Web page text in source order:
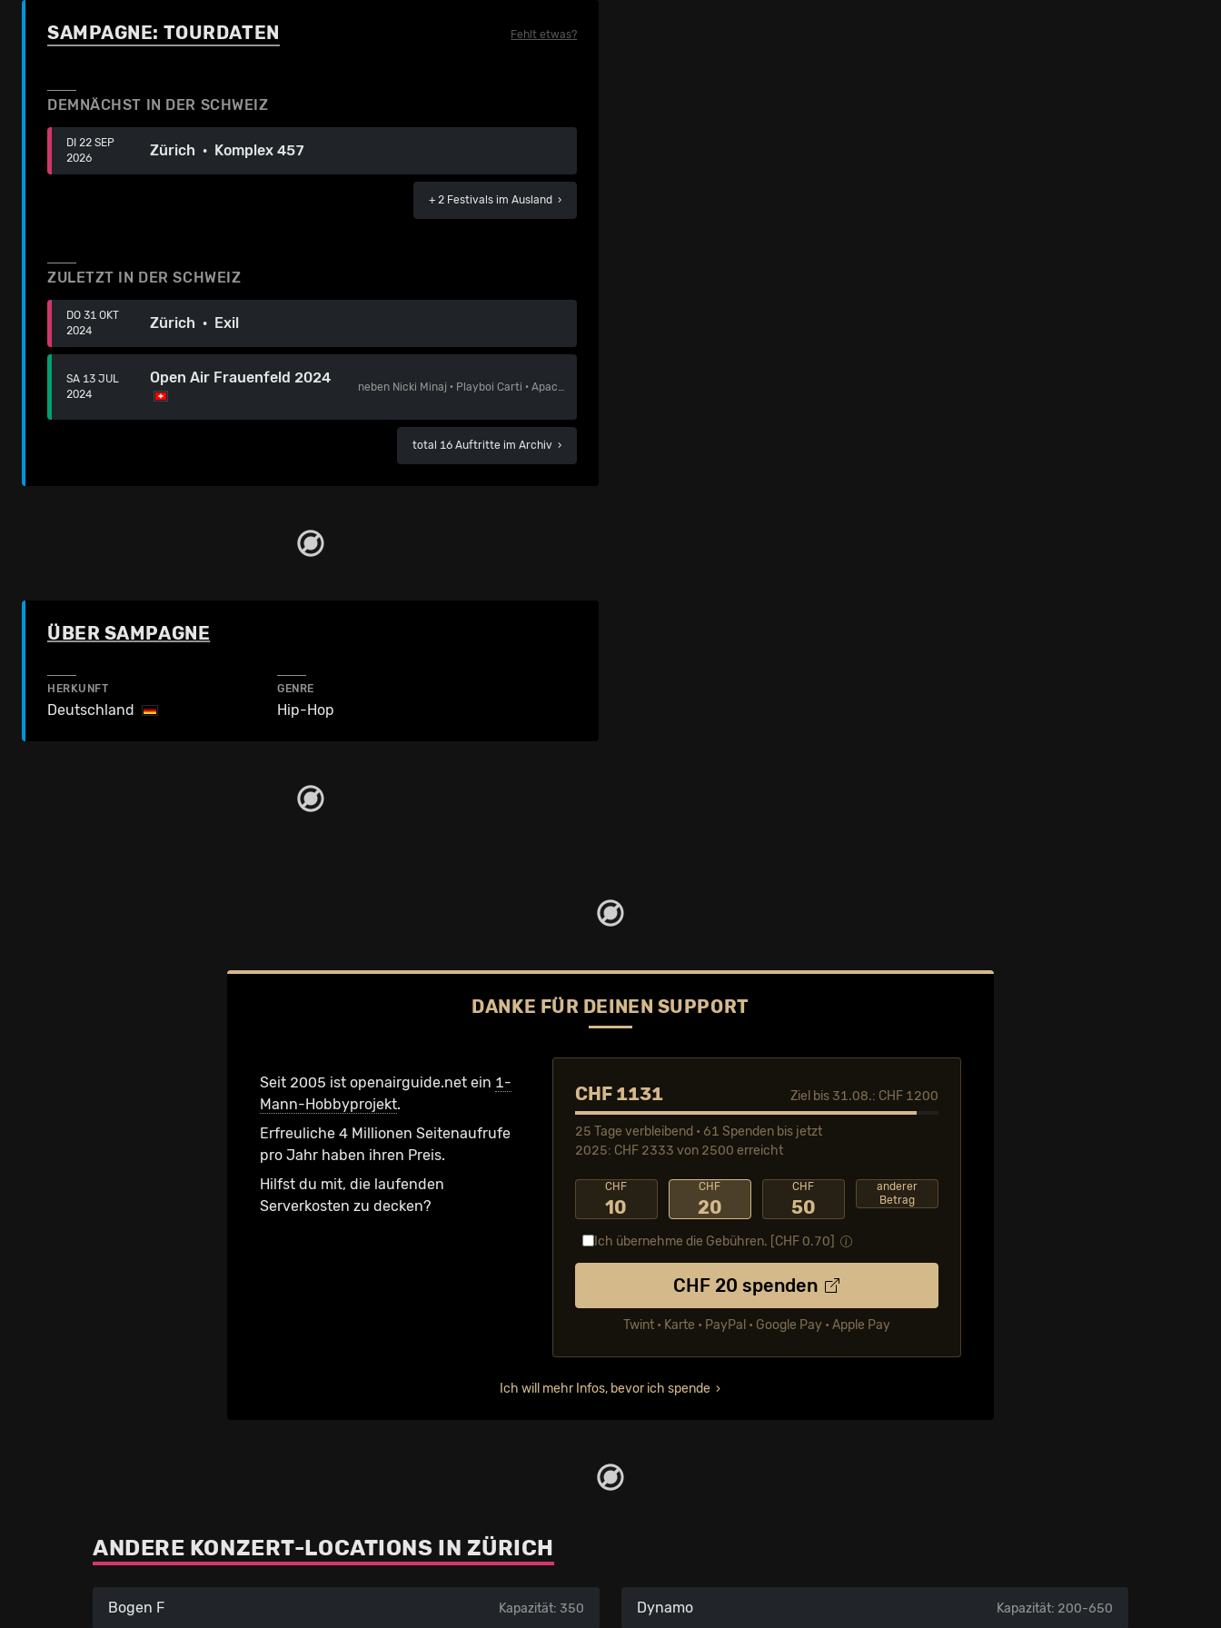
SAMPAGNE: TOURDATEN Fehlt etwas?
DEMNÄCHST IN DER SCHWEIZ
DI 22 SEP
2026
Zürich · Komplex 457
+ 2 Festivals im Ausland ›
ZULETZT IN DER SCHWEIZ
DO 31 OKT
2024
Zürich · Exil
SA 13 JUL
2024
Open Air Frauenfeld 2024
neben Nicki Minaj · Playboi Carti ·Apache 207
total 16 Auftritte im Archiv ›
ÜBER SAMPAGNE
HERKUNFT
Deutschland
GENRE
Hip-Hop
DANKE FÜR DEINEN SUPPORT
Seit 2005 ist openairguide.net ein 1-
Mann-Hobbyprojekt.
Erfreuliche 4 Millionen Seiten­aufrufe
pro Jahr haben ihren Preis.
Hilfst du mit, die laufenden
Serverkosten zu decken?
CHF 1131 Ziel bis 31.08.: CHF 1200
25 Tage verbleibend • 61 Spenden bis jetzt
2025: CHF 2333 von 2500 erreicht
CHF
10
CHF
20
CHF
50
anderer
Betrag
Ich übernehme die Gebühren. [CHF0.70
CHF 20 spenden
Twint • Karte • PayPal • Google Pay • Apple Pay
Ich will mehr Infos, bevor ich spende
ANDERE KONZERT-LOCATIONS IN ZÜRICH
Bogen F Kapazität: 350 Dynamo Kapazität: 200-650